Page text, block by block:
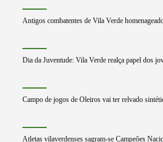
Antigos combatentes de Vila Verde
Dia da Juventude: Vila Verde realça papel dos
Campo de jogos de Oleiros vai ter relvado
Atletas vilaverdenses sagram-se Campeões